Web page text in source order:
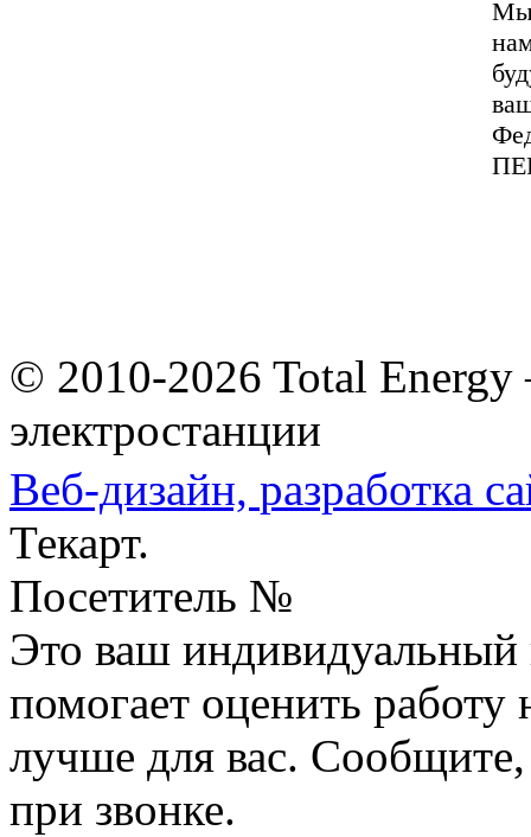
Мы
© 2010-2026 Total
электростанции
Веб-дизайн, разработка
Текарт.
Посетитель №
Это ваш
помогает оценить работу
лучше для вас.
при звонке.